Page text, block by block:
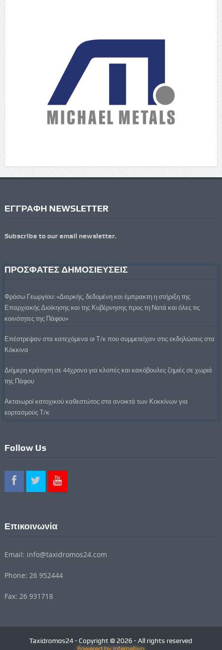
ΕΓΓΡΑΦΗ NEWSLETTER
Subscribe to our email newsletter.
ΠΡΟΣΦΑΤΕΣ ΔΗΜΟΣΙΕΥΣΕΙΣ
Φρόσω Γεωργίου: «Διαρκής, δεδομένη και έμπρακτη η στήριξη της
Επαρχιακής Διοίκησης και της Κυβέρνησης προς τη Νατά και όλες τις
κοινότητες της Πάφου»
Επέστρεψαν στα κατεχόμενα οι Τ/κ που συμμετείχαν στις εκδηλώσεις στα
Κόκκινα
Διήμερη κράτηση σε 44χρονο για κλοπές και κακόβουλες ζημιές σε χωριά
της Πάφου
Ακταιωροί κατοχικού καθεστώτος στα ανοικτά των Κοκκίνων για
εορτασμούς Τ/κ
Follow Us
Επικοινωνία
Email: info@taxidromos24.com
Phone: 26 952444
Fax: 26 931718
Taxidromos24 - Copyright © 2026 - All rights reserved